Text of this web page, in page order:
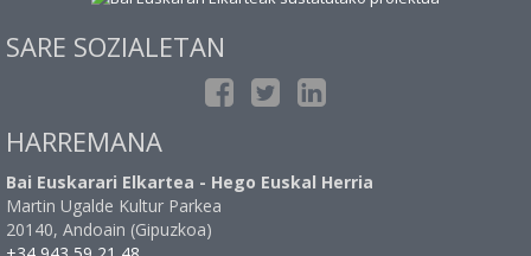
SARE SOZIALETAN
HARREMANA
Bai Euskarari Elkartea - Hego Euskal Herria
Martin Ugalde Kultur Parkea
20140, Andoain (Gipuzkoa)